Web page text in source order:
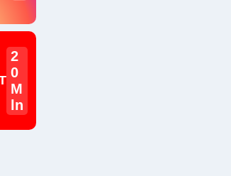
2
0
M
ln